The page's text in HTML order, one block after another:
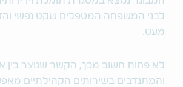
לבני המשפחה המטפלים שקט נפשי
מעט.
לא פחות חשוב מכך, הקשר שנוצר בין
והמתנדבים בשירותים הקהילתיים